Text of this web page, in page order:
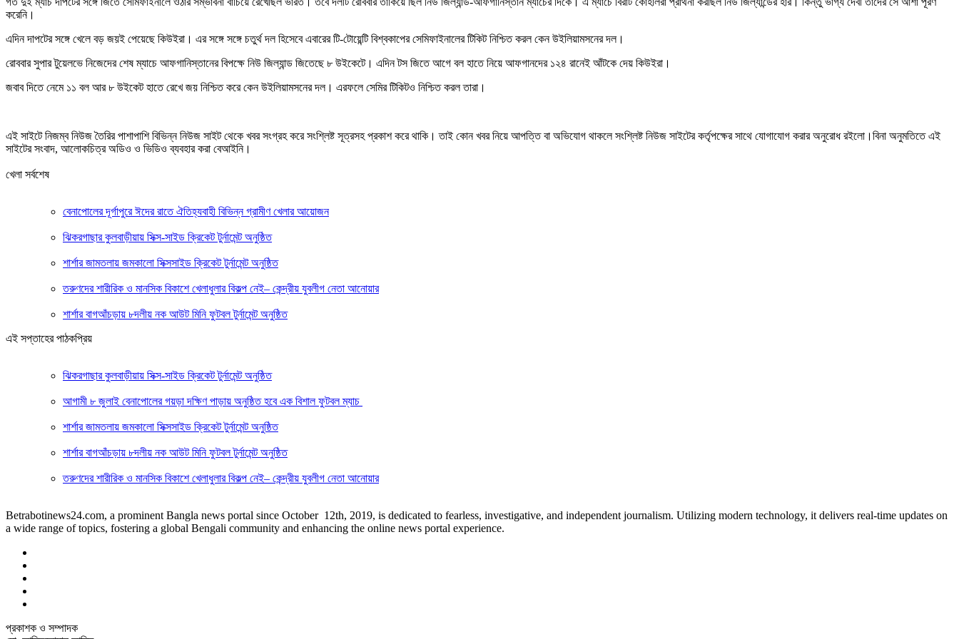
করেনি।
এদিন দাপটের সঙ্গে খেলে বড় জয়ই পেয়েছে কিউইরা। এর সঙ্গে সঙ্গে চতুর্থ দল হিসেবে এবারের টি-টোয়েন্টি বিশ্বকাপের সেমিফাইনালের টিকিট নিশ্চিত করল কেন উইলিয়ামসনের দল।
রোববার সুপার টুয়েলভে নিজেদের শেষ ম্যাচে আফগানিস্তানের বিপক্ষে নিউ জিল্যান্ড জিতেছে ৮ উইকেটে। এদিন টস জিতে আগে বল হাতে নিয়ে আফগানদের ১২৪ রানেই আঁটকে দেয় কিউইরা।
জবাব দিতে নেমে ১১ বল আর ৮ উইকেট হাতে রেখে জয় নিশ্চিত করে কেন উইলিয়ামসনের দল। এরফলে সেমির টিকিটও নিশ্চিত করল তারা।
এই সাইটে নিজম্ব নিউজ তৈরির পাশাপাশি বিভিন্ন নিউজ সাইট থেকে খবর সংগ্রহ করে সংশ্লিষ্ট সূত্রসহ প্রকাশ করে থাকি। তাই কোন খবর নিয়ে আপত্তি বা অভিযোগ থাকলে সংশ্লিষ্ট নিউজ সাইটের কর্তৃপক্ষের সাথে যোগাযোগ করার অনুরোধ রইলো।বিনা অনুমতিতে এই
সাইটের সংবাদ, আলোকচিত্র অডিও ও ভিডিও ব্যবহার করা বেআইনি।
খেলা সর্বশেষ
বেনাপোলের দূর্গাপুরে ঈদের রাতে ঐতিহ্যবাহী বিভিন্ন গ্রামীণ খেলার আয়োজন
ঝিকরগাছার কুলবাড়ীয়ায় সিক্স-সাইড ক্রিকেট টুর্নামেন্ট অনুষ্ঠিত
শার্শার জামতলায় জমকালো সিক্সসাইড ক্রিকেট টুর্নামেন্ট অনুষ্ঠিত
তরুণদের শারীরিক ও মানসিক বিকাশে খেলাধুলার বিকল্প নেই– কেন্দ্রীয় যুবলীগ নেতা আনোয়ার
শার্শার বাগআঁচড়ায় ৮দলীয় নক আউট মিনি ফুটবল টুর্নামেন্ট অনুষ্ঠিত
এই সপ্তাহের পাঠকপ্রিয়
ঝিকরগাছার কুলবাড়ীয়ায় সিক্স-সাইড ক্রিকেট টুর্নামেন্ট অনুষ্ঠিত
আগামী ৮ জুলাই বেনাপোলের গয়ড়া দক্ষিণ পাড়ায় অনুষ্ঠিত হবে এক বিশাল ফুটবল ম্যাচ
শার্শার জামতলায় জমকালো সিক্সসাইড ক্রিকেট টুর্নামেন্ট অনুষ্ঠিত
শার্শার বাগআঁচড়ায় ৮দলীয় নক আউট মিনি ফুটবল টুর্নামেন্ট অনুষ্ঠিত
তরুণদের শারীরিক ও মানসিক বিকাশে খেলাধুলার বিকল্প নেই– কেন্দ্রীয় যুবলীগ নেতা আনোয়ার
Betrabotinews24.com, a prominent Bangla news portal since October 12th, 2019, is dedicated to fearless, investigative, and independent journalism. Utilizing modern technology, it delivers real-time updates on
a wide range of topics, fostering a global Bengali community and enhancing the online news portal experience.
প্রকাশক ও সম্পাদক